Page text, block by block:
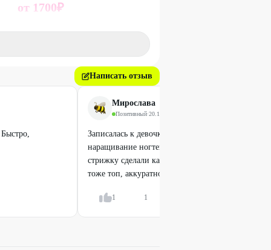
от 1700₽
Написать отзыв
Мирослава
Позитивный·20.12.2025
Записалась к девочкам на стрижку ( мастер
наращивание ногтей ( мастер Саша) . Всем очень
стрижку сделали как и показывала на
тоже топ, аккуратно и быстро....
1 1